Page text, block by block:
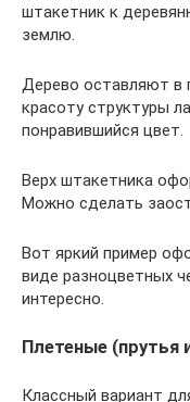
штакетник к
землю.
Дерево оставляют в
красоту структуры
понравившийся цвет.
Верх штакетника
Можно сделать
Вот яркий пример
виде разноцветных
интересно.
Плетеные (прутья
Классный вариант